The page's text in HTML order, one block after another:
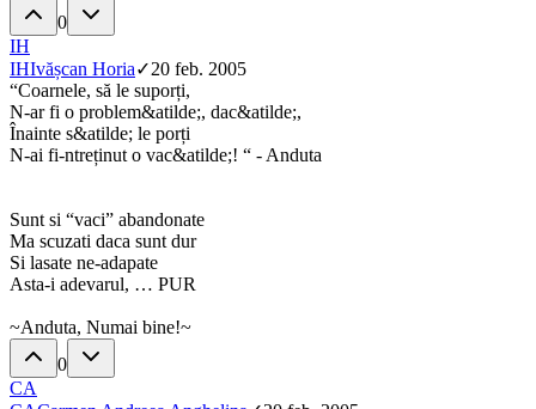
0
IH
IHIvășcan Horia✓20 feb. 2005
“Coarnele, să le suporți,
N-ar fi o problem&atilde;, dac&atilde;,
Înainte s&atilde; le porți
N-ai fi-ntreținut o vac&atilde;! “ - Anduta
Sunt si “vaci” abandonate
Ma scuzati daca sunt dur
Si lasate ne-adapate
Asta-i adevarul, … PUR
~Anduta, Numai bine!~
0
CA